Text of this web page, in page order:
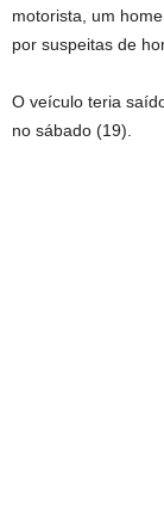
motorista, um
por suspeitas de
O veículo teria
no sábado (19).